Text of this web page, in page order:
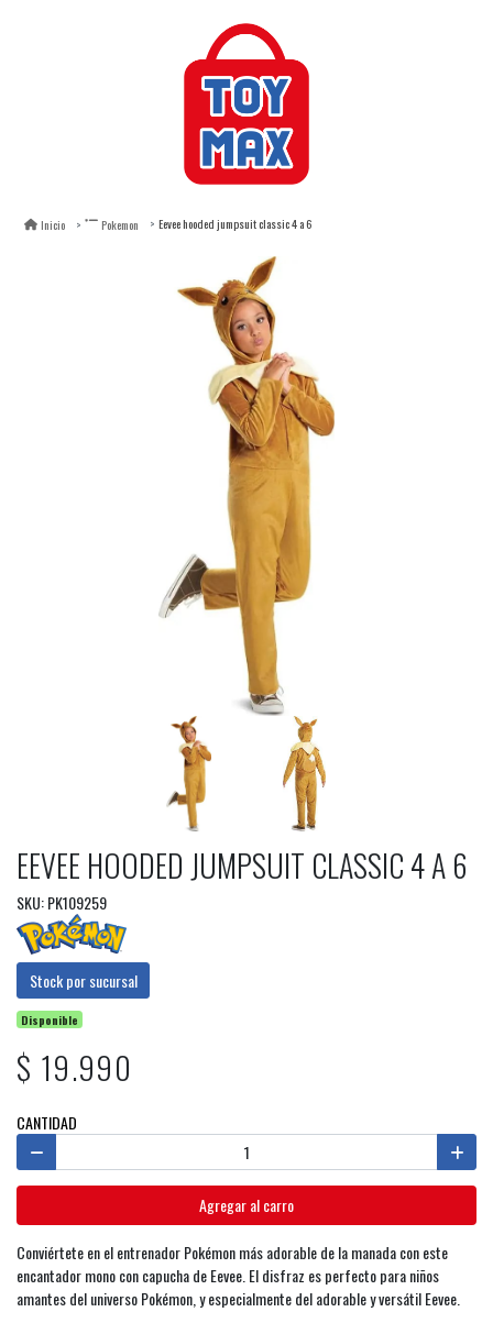
Inicio Pokemon Eevee hooded jumpsuit classic 4 a 6
EEVEE HOODED JUMPSUIT CLASSIC 4 A 6
SKU: PK109259
Stock por sucursal
Disponible
$ 19.990
CANTIDAD
Agregar al carro
Conviértete en el entrenador Pokémon más adorable de la manada con este
encantador mono con capucha de Eevee. El disfraz es perfecto para niños
amantes del universo Pokémon, y especialmente del adorable y versátil Eevee.